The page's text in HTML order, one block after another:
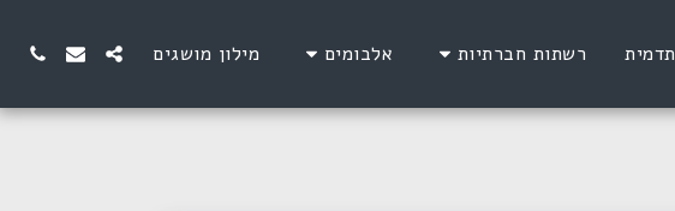
תדמית רשתות חברתיות אלבומים מילון מושגים